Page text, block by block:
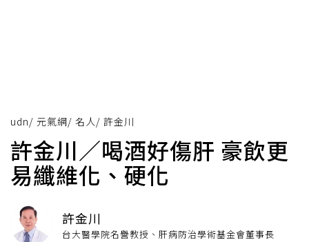
udn/ 元氣網/ 名人/ 許金川
許金川／喝酒好傷肝 豪飲更
易纖維化、硬化
許金川
台大醫學院名譽教授、肝病防治學術基金會董事長